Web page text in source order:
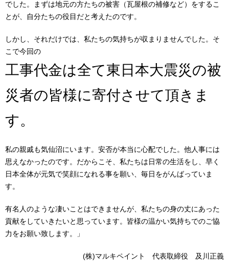
でした。まずは地元の方たちの被害（瓦屋根の補修など）をするこ
とが、自分たちの役目だと考えたのです。
しかし、それだけでは、私たちの気持ちが収まりませんでした。そ
こで今回の
工事代金は全て東日本大震災の被
災者の皆様に寄付させて頂きま
す。
私の親戚も気仙沼にいます。安否が本当に心配でした。他人事には
思えなかったのです。だからこそ、私たちは日常の生活をし、早く
日本全体が元気で笑顔になれる事を願い、毎日をがんばっていま
す。
有名人のような凄いことはできませんが、私たちの身の丈にあった
貢献をしていきたいと思っています。皆様の温かい気持ちでのご協
力をお願い致します。」
(株)マルキペイント 代表取締役 及川正義